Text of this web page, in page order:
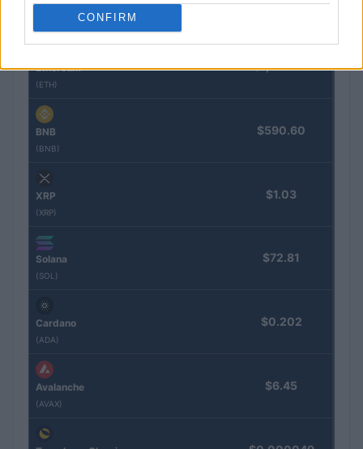
CONFIRM
Bitcoin
Ethereum
(ETH)
$1,906.28
BNB
(BNB)
$590.60
XRP
(XRP)
$1.03
Solana
(SOL)
$72.81
Cardano
(ADA)
$0.202
Avalanche
(AVAX)
$6.45